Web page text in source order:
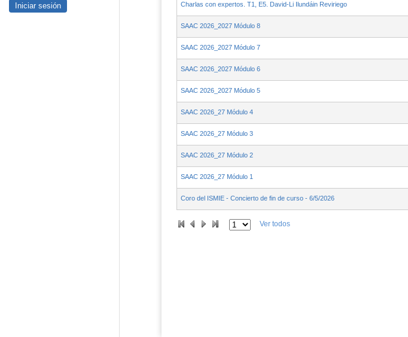
Iniciar sesión Charlas con expertos. T1, E5. David-Li Ilundáin Reviriego
SAAC 2026_2027 Módulo 8
SAAC 2026_2027 Módulo 7
SAAC 2026_2027 Módulo 6
SAAC 2026_2027 Módulo 5
SAAC 2026_27 Módulo 4
SAAC 2026_27 Módulo 3
SAAC 2026_27 Módulo 2
SAAC 2026_27 Módulo 1
Coro del ISMIE - Concierto de fin de curso - 6/5/2026
Ver todos